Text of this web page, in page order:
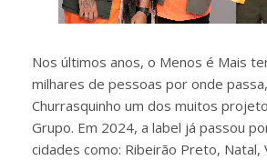
Nos últimos anos, o Menos é Mais
milhares de pessoas por onde
Churrasquinho um dos muitos
Grupo. Em 2024, a label já passou
cidades como: Ribeirão Preto, Natal,